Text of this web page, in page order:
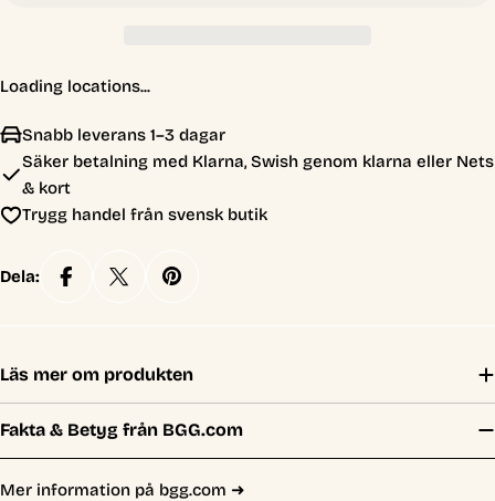
Loading locations...
Snabb leverans 1–3 dagar
Säker betalning med Klarna, Swish genom klarna eller Nets
& kort
Trygg handel från svensk butik
Dela:
Läs mer om produkten
Fakta & Betyg från BGG.com
Mer information på bgg.com ➜